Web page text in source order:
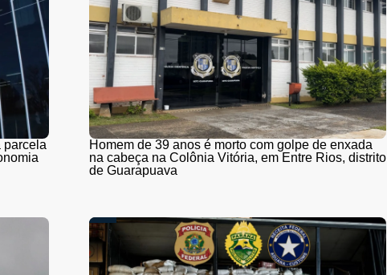
parcela
Homem de 39 anos é morto com golpe de enxada
na cabeça na Colônia Vitória, em Entre Rios, distrito
de Guarapuava